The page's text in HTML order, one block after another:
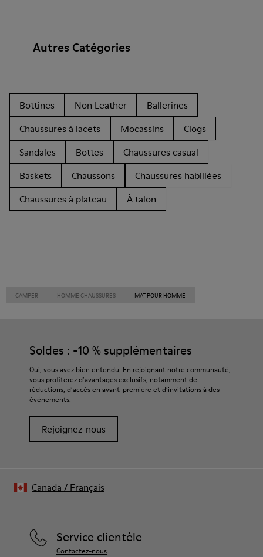
Autres Catégories
Bottines Non Leather
Ballerines
Chaussures à lacets
Mocassins
Clogs
Sandales
Bottes
Chaussures casual
Baskets
Chaussons
Chaussures habillées
Chaussures à plateau
À talon
CAMPER HOMME CHAUSSURES MAT POUR HOMME
Soldes : -10 % supplémentaires
Oui, vous avez bien entendu. En rejoignant notre communauté,
vous profiterez d’avantages exclusifs, notamment de
réductions, d’accès en avant-première et d’invitations à des
événements.
Rejoignez-nous
Service clientèle
Contactez-nous
Canada / Français